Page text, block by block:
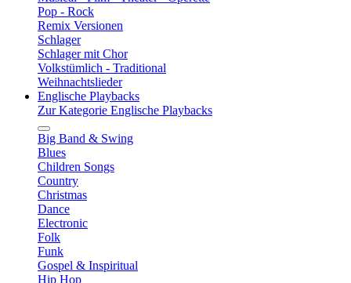
Pop - Rock
Remix Versionen
Schlager
Schlager mit Chor
Volkstümlich - Traditional
Weihnachtslieder
Englische Playbacks
Zur Kategorie Englische Playbacks
Big Band & Swing
Blues
Children Songs
Country
Christmas
Dance
Electronic
Folk
Funk
Gospel & Inspiritual
Hip Hop